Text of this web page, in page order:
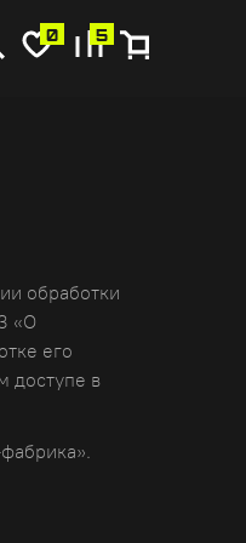
0 5
обработки
«О
его
доступе в